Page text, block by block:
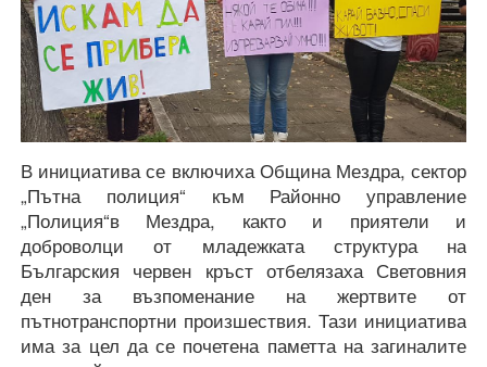
В инициатива се включиха Община Мездра, сектор
„Пътна полиция“ към Районно управление
„Полиция“в Мездра, както и приятели и
доброволци от младежката структура на
Българския червен кръст отбелязаха Световния
ден за възпоменание на жертвите от
пътнотранспортни произшествия. Тази инициатива
има за цел да се почетена паметта на загиналите